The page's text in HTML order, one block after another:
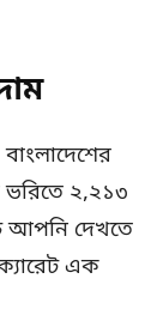
ভরিতে ২,২১৩
আপনি দেখতে
ক্যারেট এক